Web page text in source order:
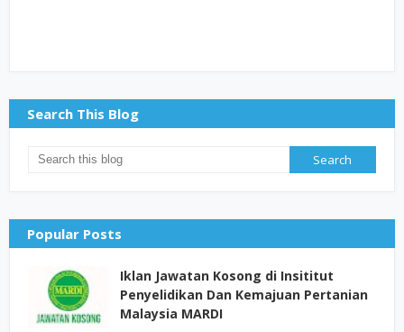
Search This Blog
Popular Posts
Iklan Jawatan Kosong di Insititut
Penyelidikan Dan Kemajuan Pertanian
Malaysia MARDI